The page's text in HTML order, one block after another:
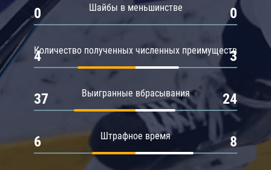
Шайбы в меньшинстве
0 0
Количество полученных численных преимуществ
4 3
Выигранные вбрасывания
37 24
Штрафное время
6 8